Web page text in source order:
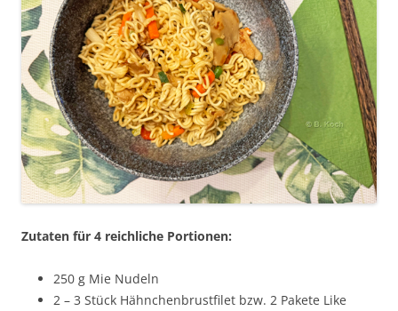
Zutaten für 4 reichliche Portionen:
250 g Mie Nudeln
2 – 3 Stück Hähnchenbrustfilet bzw. 2 Pakete Like